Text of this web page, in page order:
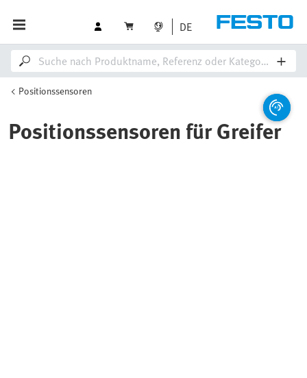
DE
Positionssensoren
Positionssensoren für Greifer